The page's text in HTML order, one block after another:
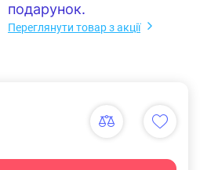
подарунок.
Переглянути товар з акції